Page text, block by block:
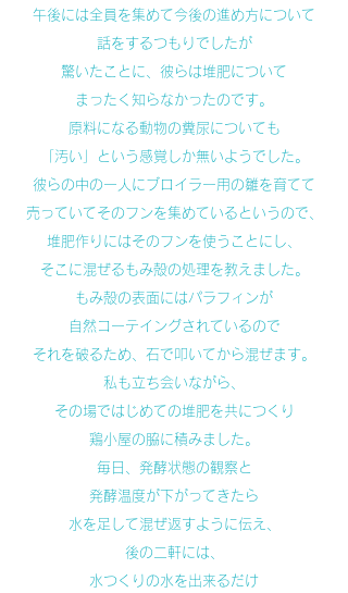
午後には全員を集めて今後の進め方について
話をするつもりでしたが
驚いたことに、彼らは堆肥について
まったく知らなかったのです。
原料になる動物の糞尿についても
「汚い」という感覚しか無いようでした。
彼らの中の一人にブロイラー用の雛を育てて
売っていてそのフンを集めているというので、
堆肥作りにはそのフンを使うことにし、
そこに混ぜるもみ殻の処理を教えました。
もみ殻の表面にはパラフィンが
自然コーテイングされているので
それを破るため、石で叩いてから混ぜます。
私も立ち会いながら、
その場ではじめての堆肥を共につくり
鶏小屋の脇に積みました。
毎日、発酵状態の観察と
発酵温度が下がってきたら
水を足して混ぜ返すように伝え、
後の二軒には、
水つくりの水を出来るだけ